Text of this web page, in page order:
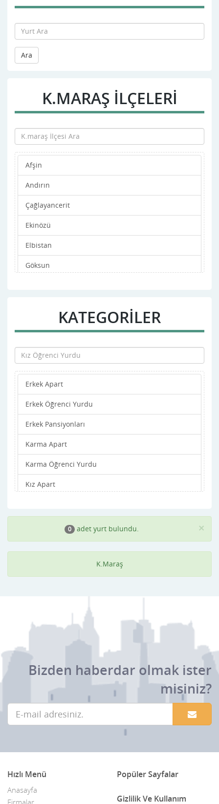
Ara
K.MARAŞ İLÇELERİ
Afşin
Andırın
Çağlayancerit
Ekinözü
Elbistan
Göksun
Türkoğlu
KATEGORİLER
Erkek Apart
Erkek Öğrenci Yurdu
Erkek Pansiyonları
Karma Apart
Karma Öğrenci Yurdu
Kız Apart
Kız Pansiyonları ×
0 adet yurt bulundu.
K.Maraş
Bizden haberdar olmak ister
misiniz?
Hızlı Menü
Anasayfa
Popüler Sayfalar
Gizlilik Ve Kullanım